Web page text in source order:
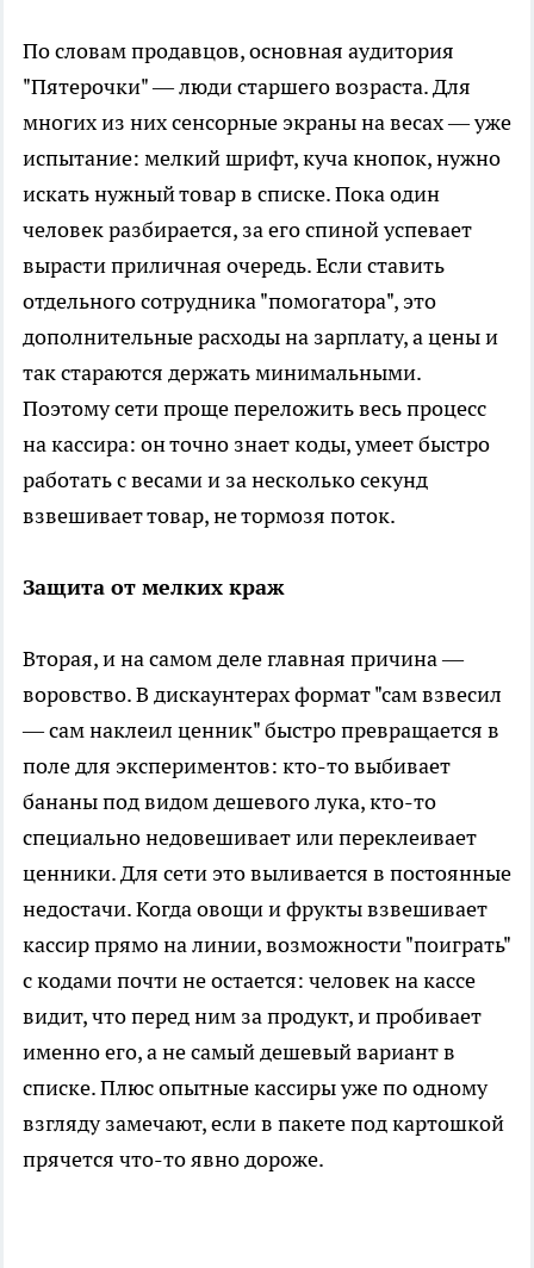
По словам продавцов, основная аудитория
"Пятерочки" — люди старшего возраста. Для
многих из них сенсорные экраны на весах — уже
испытание: мелкий шрифт, куча кнопок, нужно
искать нужный товар в списке. Пока один
человек разбирается, за его спиной успевает
вырасти приличная очередь. Если ставить
отдельного сотрудника "помогатора", это
дополнительные расходы на зарплату, а цены и
так стараются держать минимальными.
Поэтому сети проще переложить весь процесс
на кассира: он точно знает коды, умеет быстро
работать с весами и за несколько секунд
взвешивает товар, не тормозя поток.
Защита от мелких краж
Вторая, и на самом деле главная причина —
воровство. В дискаунтерах формат "сам взвесил
— сам наклеил ценник" быстро превращается в
поле для экспериментов: кто-то выбивает
бананы под видом дешевого лука, кто-то
специально недовешивает или переклеивает
ценники. Для сети это выливается в постоянные
недостачи. Когда овощи и фрукты взвешивает
кассир прямо на линии, возможности "поиграть"
с кодами почти не остается: человек на кассе
видит, что перед ним за продукт, и пробивает
именно его, а не самый дешевый вариант в
списке. Плюс опытные кассиры уже по одному
взгляду замечают, если в пакете под картошкой
прячется что-то явно дороже.